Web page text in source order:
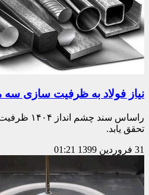
نیاز فولاد به ظرفیت سازی سه
تحقق یابد.
31 فروردین 1399 01:21